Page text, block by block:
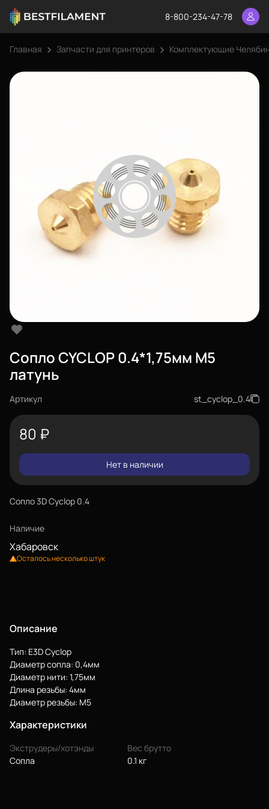
8-800-234-47-78
Главная Запчасти для принтеров Комплектующие
Сопло CYCLOP 0.4*1,75мм М5
латунь
Артикул st_cyclop_0.4
80 ₽
Нет в наличии
Сопло 3D Cyclop 0.4
Наличие
Хабаровск
Осталось несколько штук
Описание
Тип: E3D Cyclop
Диаметр сопла: 0,4мм
Диаметр нити: 1,75мм
Длина резьбы: 4мм
Диаметр резьбы: М5
Характеристики
Экструдеры/хотэнды
Сопла
Вес брутто
0.1 кг
Еще
Войти
О нас
Филиалы
Сертификаты
Система скидок